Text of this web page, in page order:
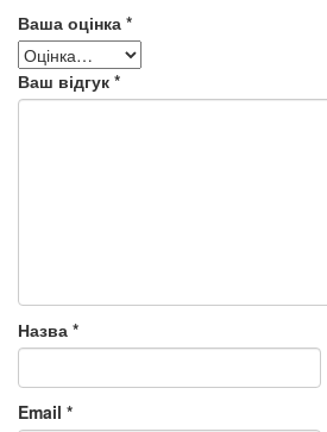
Ваша оцінка *
Ваш відгук *
Назва *
Email *